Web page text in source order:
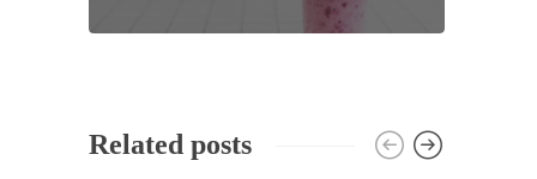
Related posts